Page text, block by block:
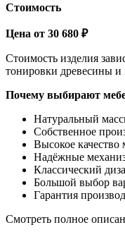
Стоимость
Цена от 30 680 ₽
Стоимость изделия
тонировки древесины и
Почему выбирают
Натуральный
Собственное
Высокое качество
Надёжные
Классический
Большой выбор
Гарантия
Смотреть полное